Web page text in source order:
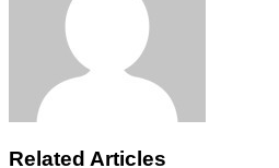
Related Articles